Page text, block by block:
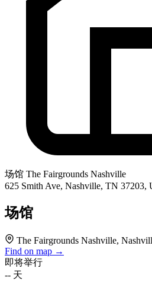
场馆 The Fairgrounds Nashville
625 Smith Ave, Nashville, TN 37203,
场馆
The Fairgrounds Nashville,
Find on map →
即将举行
-- 天